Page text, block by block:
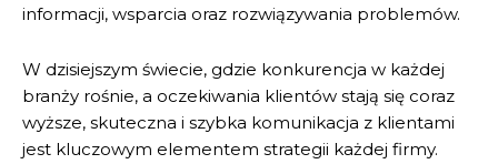
informacji, wsparcia oraz rozwiązywania problemów.
W dzisiejszym świecie, gdzie konkurencja w każdej
branży rośnie, a oczekiwania klientów stają się coraz
wyższe, skuteczna i szybka komunikacja z klientami
jest kluczowym elementem strategii każdej firmy.